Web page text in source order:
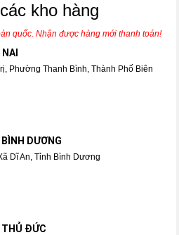
kho hàng
quốc. Nhận được hàng mới thanh toán!
Phường Thanh Bình, Thành Phố Biên
DƯƠNG
Dĩ An, Tỉnh Bình Dương
THỦ ĐỨC